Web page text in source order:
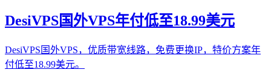
DesiVPS国外VPS年付低至18.99美元
DesiVPS国外VPS，优质带宽线路，免费更换IP，特价方案年
付低至18.99美元。